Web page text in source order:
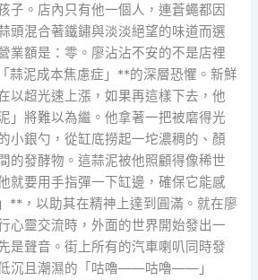
子。店內只有他一個人，連蒼蠅都因
頭混合著鐵鏽與淡淡絕望的味道而選
業額是：零。廖沾沾不安的不是店裡
蒜泥成本焦慮症」**的深層恐懼。新鮮
以超光速上漲，如果再這樣下去，他
」將難以為繼。他拿著一把被磨得光
小銀勺，從缸底撈起一坨濃稠的、顏
的發酵物。這蒜泥被他照顧得像稀世
就要用手指彈一下缸邊，確保它能感
**，以助其在精神上達到圓滿。就在廖
心靈交流時，外面的世界開始發出一
是聲音。街上所有的汽車喇叭同時發
沉且潮濕的「咕嚕——咕嚕——」